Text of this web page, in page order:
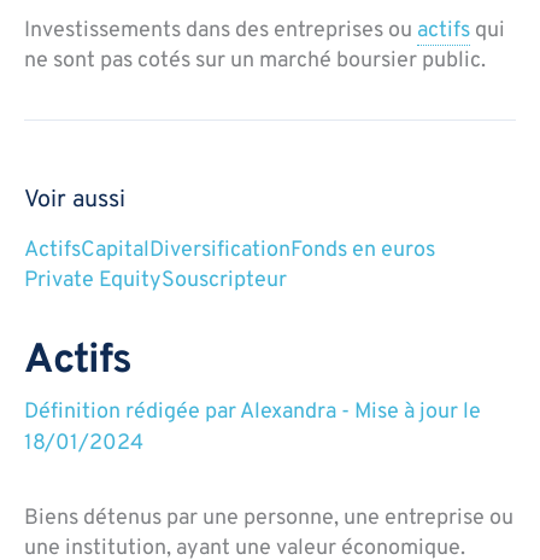
Investissements dans des entreprises ou actifs qui
ne sont pas cotés sur un marché boursier public.
Voir aussi
ActifsCapitalDiversificationFonds en euros
Private EquitySouscripteur
Actifs
Définition rédigée parAlexandra - Mise à jour le
18/01/2024
Biens détenus par une personne, une entreprise ou
une institution, ayant une valeur économique.